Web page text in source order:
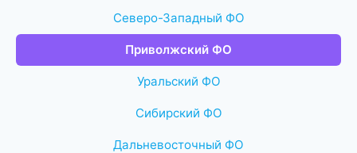
Северо-Западный ФО
Приволжский ФО
Уральский ФО
Сибирский ФО
Дальневосточный ФО